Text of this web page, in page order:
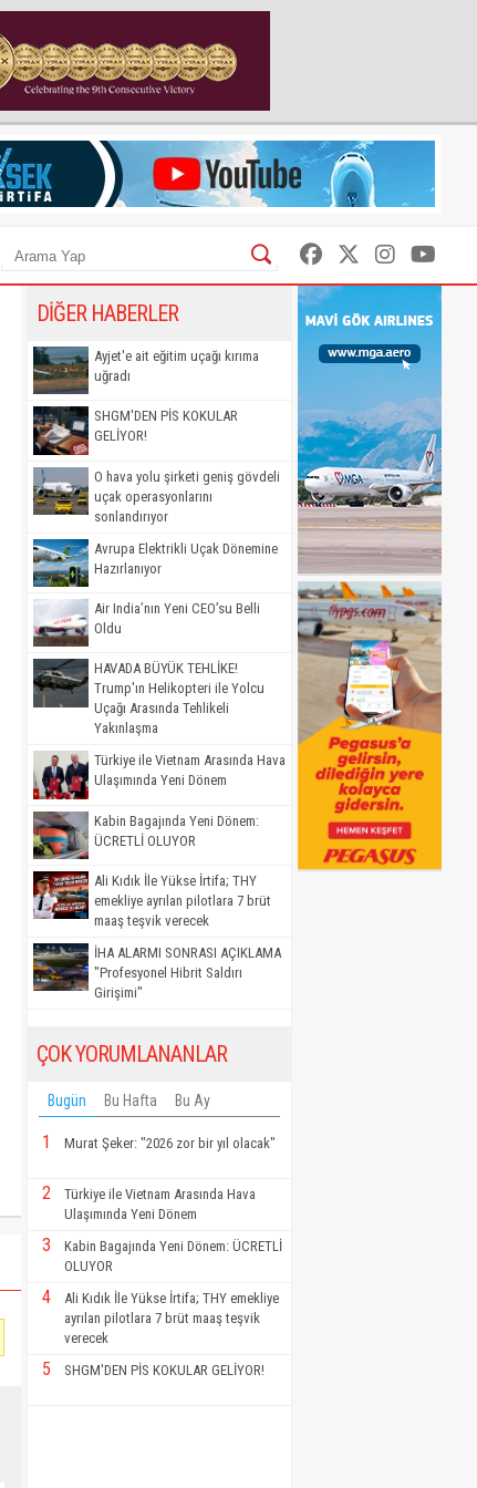
DİĞER HABERLER
Ayjet'e ait eğitim uçağı kırıma
uğradı
SHGM'DEN PİS KOKULAR
GELİYOR!
O hava yolu şirketi geniş gövdeli
uçak operasyonlarını
sonlandırıyor
Avrupa Elektrikli Uçak Dönemine
Hazırlanıyor
Air India’nın Yeni CEO’su Belli
Oldu
HAVADA BÜYÜK TEHLİKE!
Trump'ın Helikopteri ile Yolcu
Uçağı Arasında Tehlikeli
Yakınlaşma
Türkiye ile Vietnam Arasında Hava
Ulaşımında Yeni Dönem
Kabin Bagajında Yeni Dönem:
ÜCRETLİ OLUYOR
Ali Kıdık İle Yükse İrtifa; THY
emekliye ayrılan pilotlara 7 brüt
maaş teşvik verecek
İHA ALARMI SONRASI AÇIKLAMA
"Profesyonel Hibrit Saldırı
Girişimi"
ÇOK YORUMLANANLAR
Bugün Bu Hafta Bu Ay
1 Murat Şeker: "2026 zor bir yıl olacak"
2
Türkiye ile Vietnam Arasında Hava
Ulaşımında Yeni Dönem
3
Kabin Bagajında Yeni Dönem: ÜCRETLİ
OLUYOR
4
Ali Kıdık İle Yükse İrtifa; THY emekliye
ayrılan pilotlara 7 brüt maaş teşvik
verecek
5 SHGM'DEN PİS KOKULAR GELİYOR!